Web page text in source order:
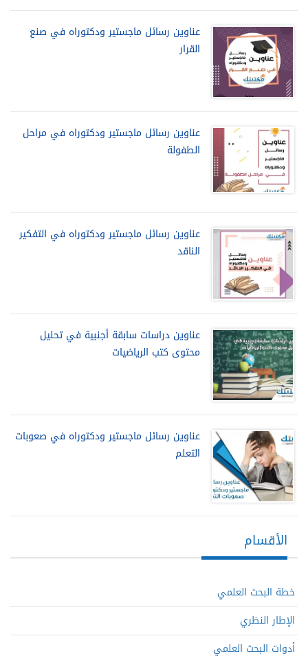
عناوين رسائل ماجستير ودكتوراه في صنع
القرار
عناوين رسائل ماجستير ودكتوراه في مراحل
الطفولة
عناوين رسائل ماجستير ودكتوراه في التفكير
الناقد
عناوين دراسات سابقة أجنبية في تحليل
محتوى كتب الرياضيات
عناوين رسائل ماجستير ودكتوراه في صعوبات
التعلم
الأقسام
خطة البحث العلمي
الإطار النظري
أدوات البحث العلمي